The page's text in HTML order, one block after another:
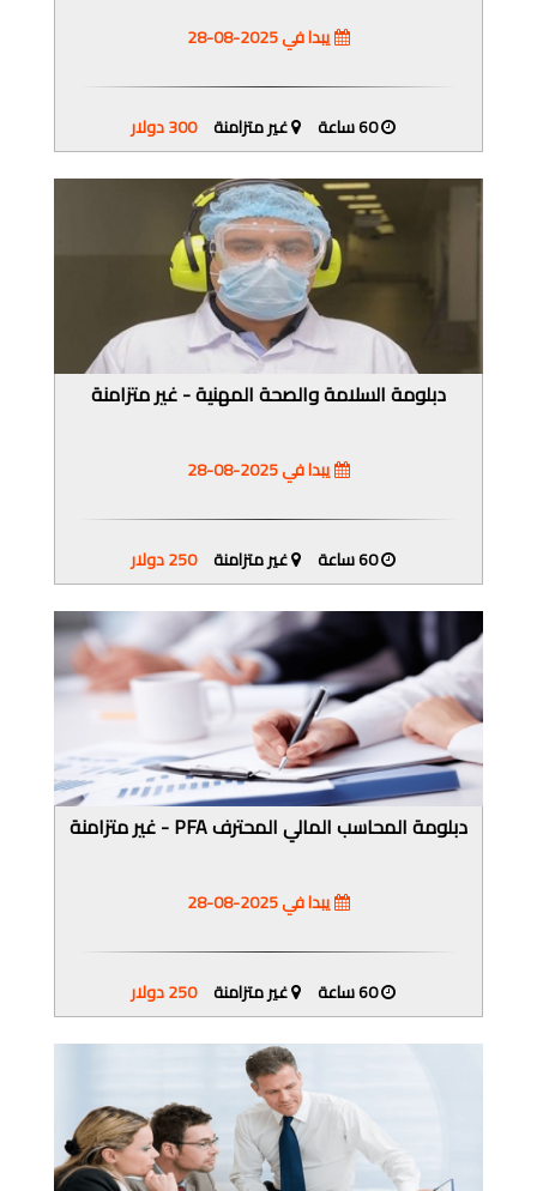
يبدا في 2025-08-28
60 ساعة غير متزامنة 300 دولار
دبلومة السلامة والصحة المهنية - غير متزامنة
يبدا في 2025-08-28
60 ساعة غير متزامنة 250 دولار
دبلومة المحاسب المالي المحترف PFA - غير متزامنة
يبدا في 2025-08-28
60 ساعة غير متزامنة 250 دولار